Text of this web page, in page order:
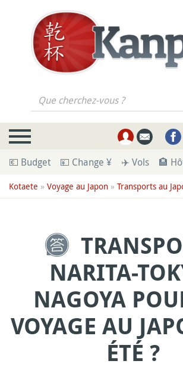
Que cherchez-vous ?
💶 Budget 💴 Change ¥ ✈️ Vols 🏨
Kotaete » Voyage au Japon » Transports au
NARITA-
NAGOYA
VOYAGE AU
ÉTÉ ?